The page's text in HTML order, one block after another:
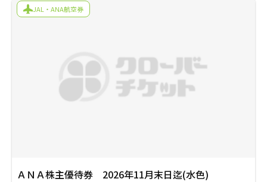
年賀状
年賀状
JAL・ANA航空券
ＡＮＡ株主優待券 2026年11月末日迄(水色)